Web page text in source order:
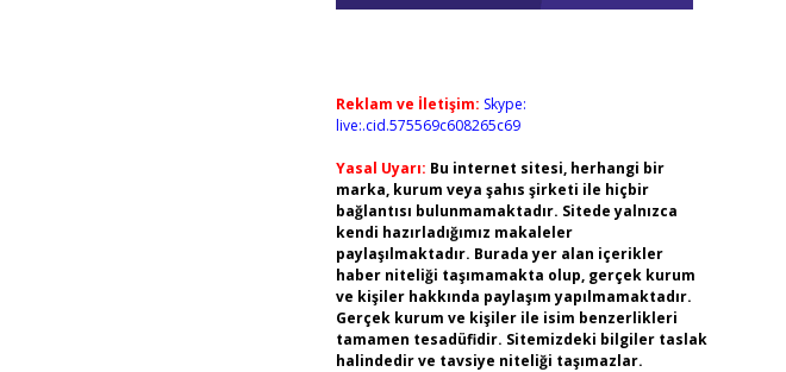
Reklam ve İletişim: Skype:
live:.cid.575569c608265c69
Yasal Uyarı: Bu internet sitesi, herhangi bir
marka, kurum veya şahıs şirketi ile hiçbir
bağlantısı bulunmamaktadır. Sitede yalnızca
kendi hazırladığımız makaleler
paylaşılmaktadır. Burada yer alan içerikler
haber niteliği taşımamakta olup, gerçek kurum
ve kişiler hakkında paylaşım yapılmamaktadır.
Gerçek kurum ve kişiler ile isim benzerlikleri
tamamen tesadüfidir. Sitemizdeki bilgiler taslak
halindedir ve tavsiye niteliği taşımazlar.